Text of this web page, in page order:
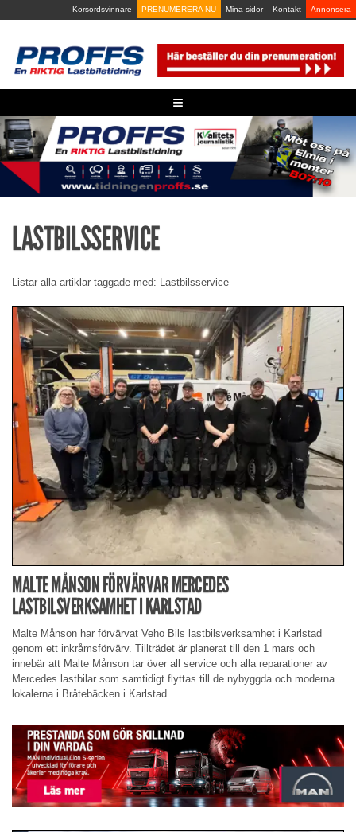
to
Korsordsvinnare PRENUMERERA NU Mina sidor Kontakt Annonsera
≡
LASTBILSSERVICE
Listar alla artiklar taggade med: Lastbilsservice
MALTE MÅNSON FÖRVÄRVAR MERCEDES
LASTBILSVERKSAMHET I KARLSTAD
Malte Månson har förvärvat Veho Bils lastbilsverksamhet i Karlstad
genom ett inkråmsförvärv. Tillträdet är planerat till den 1 mars och
innebär att Malte Månson tar över all service och alla reparationer av
Mercedes lastbilar som samtidigt flyttas till de nybyggda och moderna
lokalerna i Bråtebäcken i Karlstad.